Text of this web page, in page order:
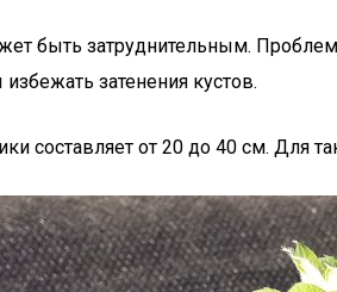
быть затруднительным.
затенения кустов.
составляет от 20 до 40 см. Для